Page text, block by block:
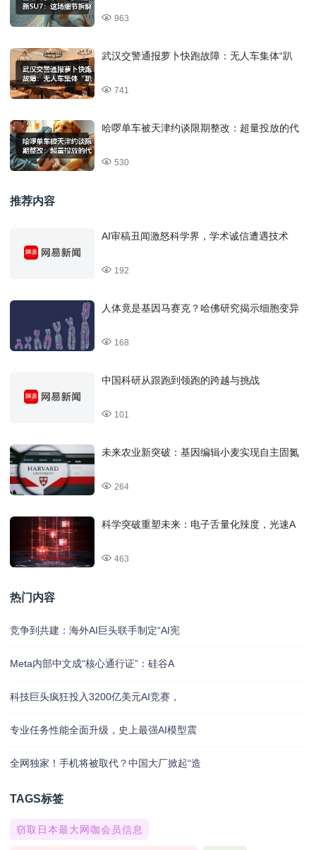
963
武汉交警通报萝卜快跑故障：无人车集体“趴
741
哈啰单车被天津约谈限期整改：超量投放的代
530
推荐内容
AI审稿丑闻激怒科学界，学术诚信遭遇技术
192
人体竟是基因马赛克？哈佛研究揭示细胞变异
168
中国科研从跟跑到领跑的跨越与挑战
101
未来农业新突破：基因编辑小麦实现自主固氮
264
科学突破重塑未来：电子舌量化辣度，光速A
463
热门内容
竞争到共建：海外AI巨头联手制定“AI宪
Meta内部中文成“核心通行证”：硅谷A
科技巨头疯狂投入3200亿美元AI竞赛，
专业任务性能全面升级，史上最强AI模型震
全网独家！手机将被取代？中国大厂掀起“造
TAGS标签
窃取日本最大网咖会员信息